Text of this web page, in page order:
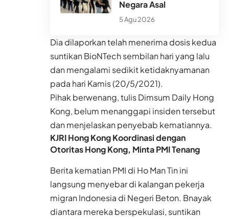
Negara Asal
5 Agu 2026
Dia dilaporkan telah menerima dosis kedua
suntikan BioNTech sembilan hari yang lalu
dan mengalami sedikit ketidaknyamanan
pada hari Kamis (20/5/2021).
Pihak berwenang, tulis Dimsum Daily Hong
Kong, belum menanggapi insiden tersebut
dan menjelaskan penyebab kematiannya.
KJRI Hong Kong Koordinasi dengan
Otoritas Hong Kong, Minta PMI Tenang
Berita kematian PMI di Ho Man Tin ini
langsung menyebar di kalangan pekerja
migran Indonesia di Negeri Beton. Bnayak
diantara mereka berspekulasi, suntikan